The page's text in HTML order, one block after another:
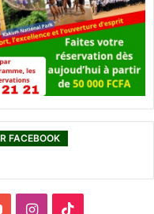
FACEBOOK
I